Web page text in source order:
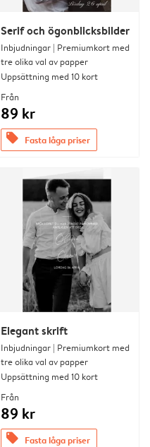
Serif och ögonblicksbilder
Inbjudningar | Premiumkort med
tre olika val av papper
Uppsättning med 10 kort
Från
89 kr
offers Fasta låga priser
Elegant skrift
Inbjudningar | Premiumkort med
tre olika val av papper
Uppsättning med 10 kort
Från
89 kr
offers Fasta låga priser